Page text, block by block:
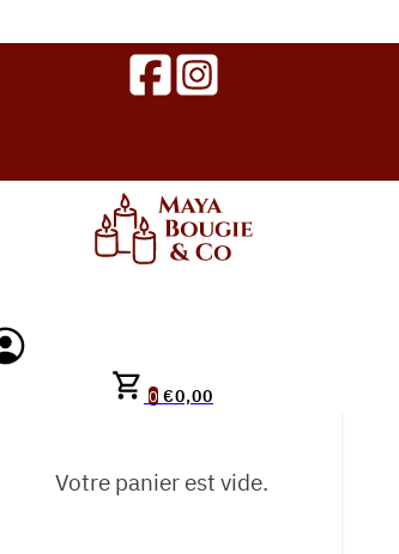
0 €0,00
Votre panier est vide.